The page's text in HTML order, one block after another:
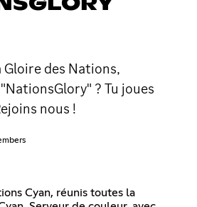
Gloire des Nations,
? Tu joues
nous !
Cyan, réunis toutes la